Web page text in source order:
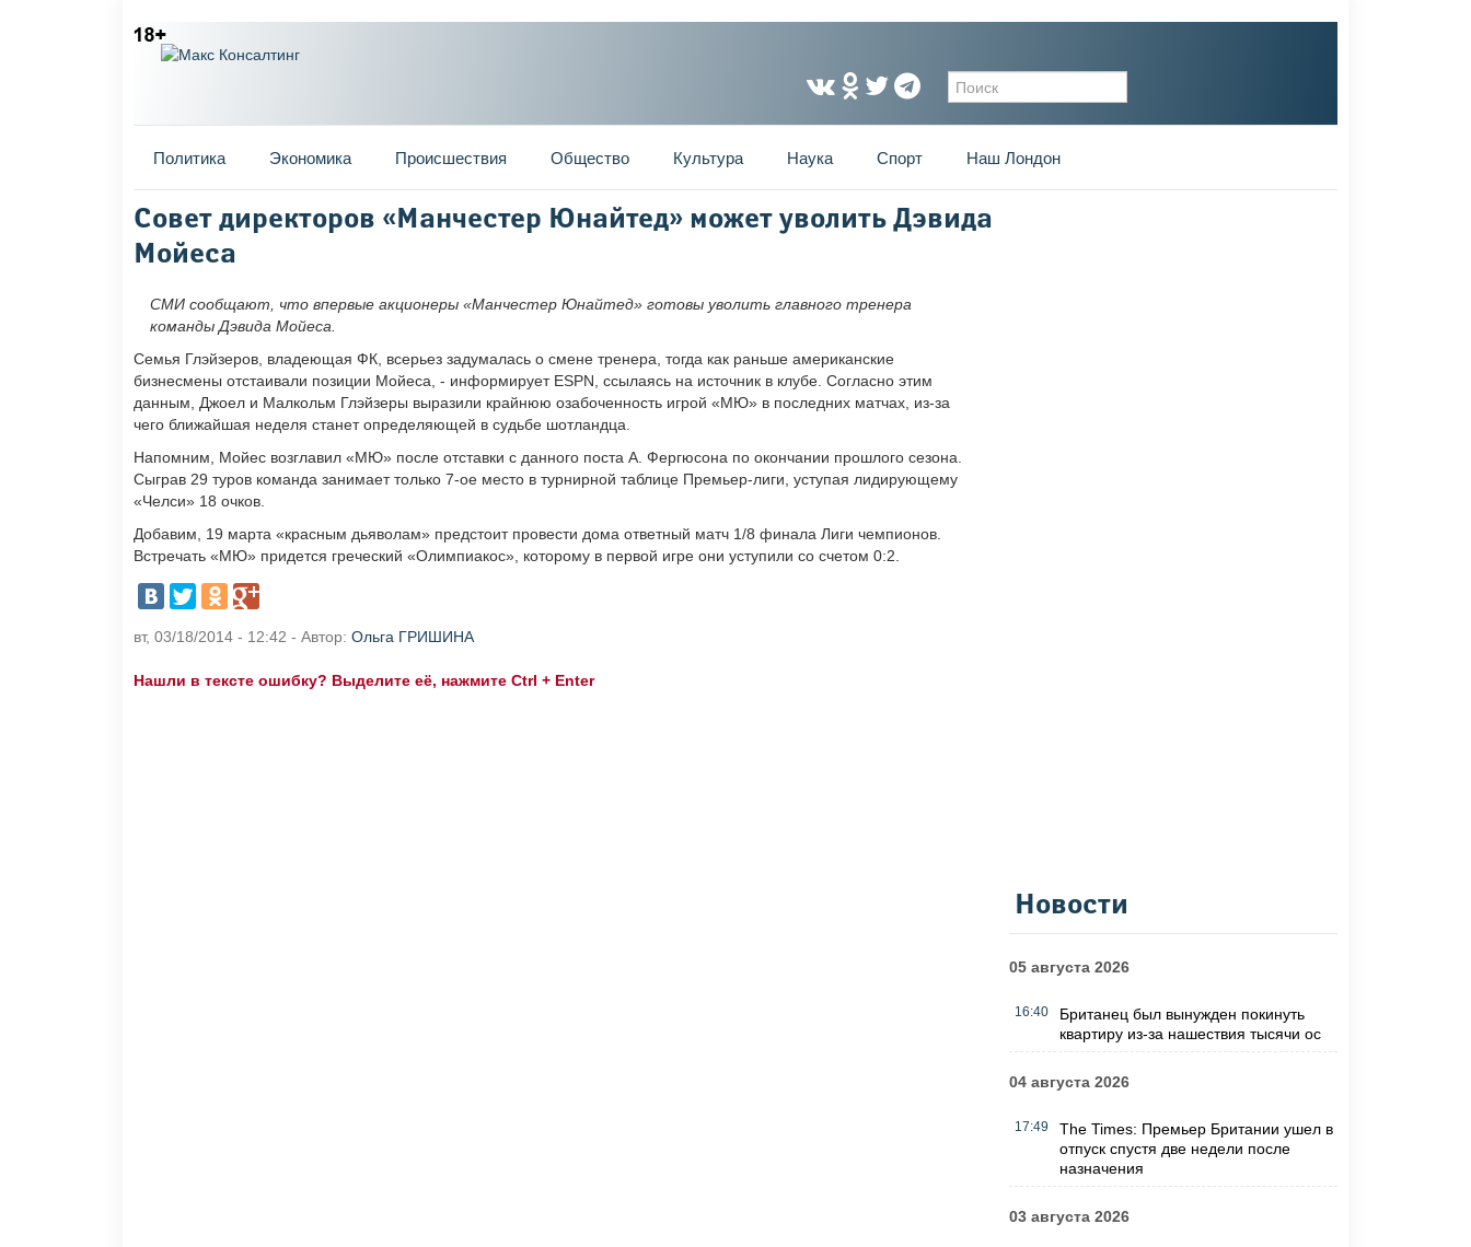
Форма поиска
Главное меню
Политика Экономика Происшествия Общество Культура Наука Спорт Наш Лондон
Вы здесь
Совет директоров «Манчестер Юнайтед» может уволить Дэвида
Мойеса
СМИ сообщают, что впервые акционеры «Манчестер Юнайтед» готовы уволить главного тренера
команды Дэвида Мойеса.
Семья Глэйзеров, владеющая ФК, всерьез задумалась о смене тренера, тогда как раньше американские
бизнесмены отстаивали позиции Мойеса, - информирует ESPN, ссылаясь на источник в клубе. Согласно этим
данным, Джоел и Малкольм Глэйзеры выразили крайнюю озабоченность игрой «МЮ» в последних матчах, из-за
чего ближайшая неделя станет определяющей в судьбе шотландца.
Напомним, Мойес возглавил «МЮ» после отставки с данного поста А. Фергюсона по окончании прошлого сезона.
Сыграв 29 туров команда занимает только 7-ое место в турнирной таблице Премьер-лиги, уступая лидирующему
«Челси» 18 очков.
Добавим, 19 марта «красным дьяволам» предстоит провести дома ответный матч 1/8 финала Лиги чемпионов.
Встречать «МЮ» придется греческий «Олимпиакос», которому в первой игре они уступили со счетом 0:2.
вт, 03/18/2014 - 12:42 - Автор: Ольга ГРИШИНА
Нашли в тексте ошибку? Выделите её, нажмите Ctrl + Enter
Новости
05 августа 2026
16:40
Британец был вынужден покинуть
квартиру из-за нашествия тысячи ос
04 августа 2026
17:49
The Times: Премьер Британии ушел в
отпуск спустя две недели после
назначения
03 августа 2026